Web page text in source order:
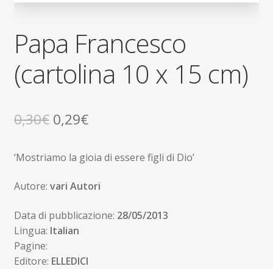
Papa Francesco
(cartolina 10 x 15 cm)
0,30€ Il
originale
era:
0,29€Il
attuale
è:
‘Mostriamo la gioia di essere figli di Dio’
Autore: vari Autori
Data di pubblicazione: 28/05/2013
Lingua: Italian
Pagine:
Editore: ELLEDICI